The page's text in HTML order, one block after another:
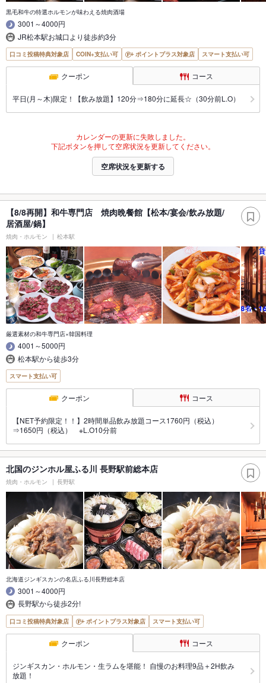
黒毛和牛の特選ホルモンが味わえる焼肉酒場
3001～4000円
JR松本駅お城口より徒歩約3分
口コミ投稿特典対象店 COIN+支払い可 ポイントプラス対象店 スマート支払い可
クーポン コース
平日(月～木)限定！【飲み放題】120分⇒180分に延長☆（30分前L.O）
カレンダーの更新に失敗しました。
下記ボタンを押して空席状況を更新してください。
空席状況を更新する
【8/8再開】和牛専門店 焼肉晩餐館【松本/宴会/飲み放題/
居酒屋/鍋】
焼肉・ホルモン 松本駅
厳選素材の和牛専門店×韓国料理
4001～5000円
松本駅から徒歩3分
スマート支払い可
クーポン コース
【NET予約限定！！】2時間単品飲み放題コース1760円（税込）
⇒1650円（税込） ※L.O10分前
北国のジンホル屋ふる川 長野駅前総本店
焼肉・ホルモン 長野駅
北海道ジンギスカンの名店ふる川長野総本店
3001～4000円
長野駅から徒歩2分!
口コミ投稿特典対象店 ポイントプラス対象店 スマート支払い可
クーポン コース
ジンギスカン・ホルモン・生ラムを堪能！ 自慢のお料理9品＋2H飲み
放題！